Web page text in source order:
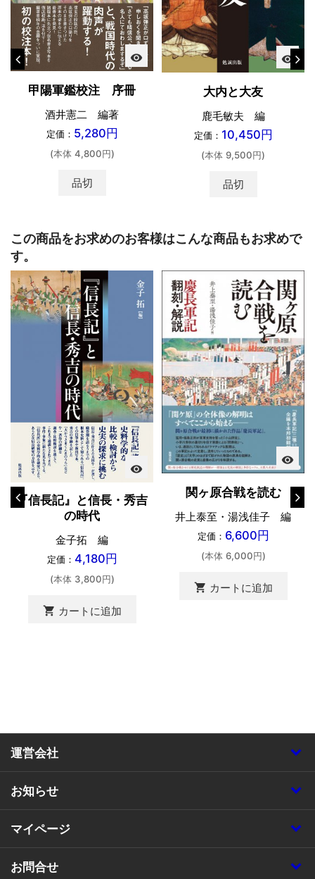
visibility
甲陽軍鑑校注 序冊
酒井憲二 編著
定価： 5,280円
(本体 4,800円)
品切
visibility
大内と大友
鹿毛敏夫 編
定価： 10,450円
(本体 9,500円)
品切
この商品をお求めのお客様はこんな商品もお求めで
す。
visibility
『信長記』と信長・秀吉
の時代
金子拓 編
定価： 4,180円
(本体 3,800円)
shopping_cart カートに追加
visibility
関ヶ原合戦を読む
井上泰至・湯浅佳子 編
定価： 6,600円
(本体 6,000円)
shopping_cart カートに追加
運営会社
お知らせ
マイページ
お問合せ